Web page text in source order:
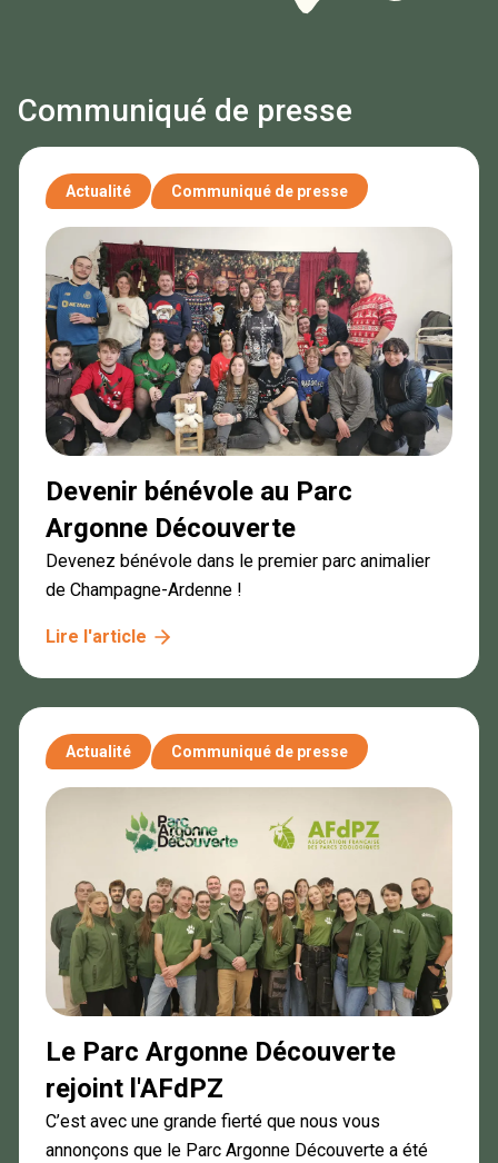
Communiqué de presse
Actualité Communiqué de presse
Devenir bénévole au Parc
Argonne Découverte
Devenez bénévole dans le premier parc animalier
de Champagne-Ardenne !
Lire l'article
Actualité Communiqué de presse
Le Parc Argonne Découverte
rejoint l'AFdPZ
C’est avec une grande fierté que nous vous
annonçons que le Parc Argonne Découverte a été